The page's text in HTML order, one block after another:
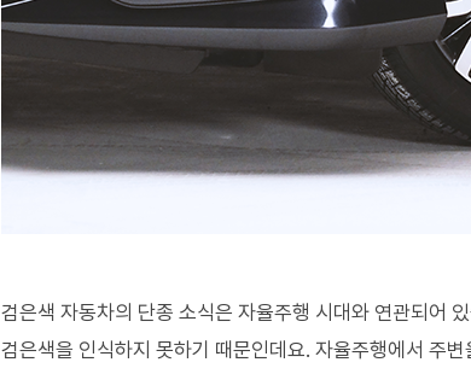
검은색 자동차의 단종 소식은 자율주행 시대와 연관되어
검은색을 인식하지 못하기 때문인데요. 자율주행에서 주